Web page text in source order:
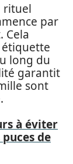
rituel
par
Cela
étiquette
long du
garantit
sont
à éviter
de